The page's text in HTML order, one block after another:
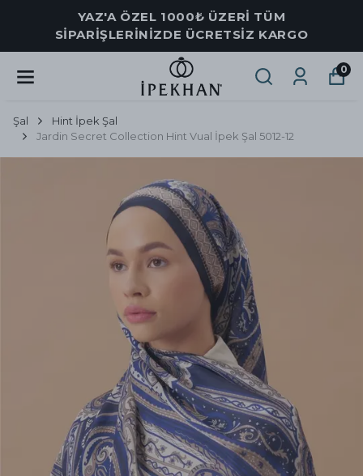
YAZ'A ÖZEL 1000₺ ÜZERİ TÜM
SİPARİŞLERİNİZDE ÜCRETSİZ KARGO
0
Şal
Hint İpek Şal
Jardin Secret Collection Hint Vual İpek Şal 5012-12